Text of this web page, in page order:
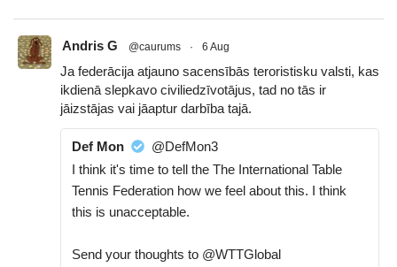
Andris G @caurums · 6 Aug
Ja federācija atjauno sacensībās teroristisku valsti, kas
ikdienā slepkavo civiliedzīvotājus, tad no tās ir
jāizstājas vai jāaptur darbība tajā.
Def Mon
@DefMon3
I think it's time to tell the The International Table
Tennis Federation how we feel about this. I think
this is unacceptable.
Send your thoughts to @WTTGlobal